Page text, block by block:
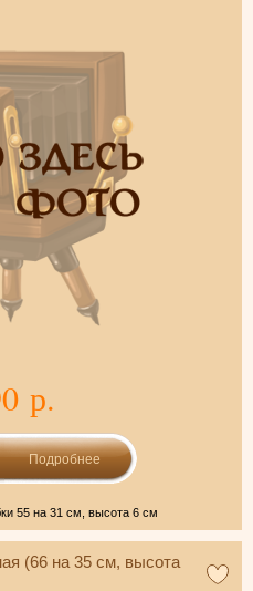
р.
Подробнее
55 на 31 см, высота 6 см
(66 на 35 см, высота